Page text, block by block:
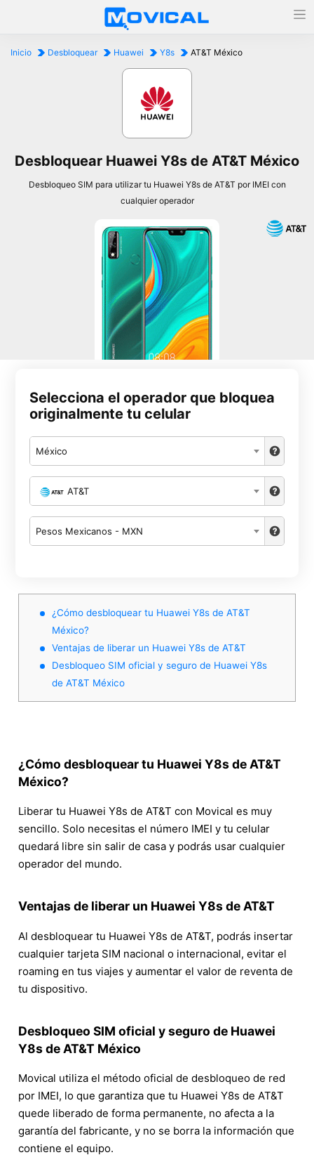
Inicio Desbloquear Huawei Y8s AT&T México
Desbloquear Huawei Y8s de AT&T México
Desbloqueo SIM para utilizar tu Huawei Y8s de AT&T por IMEI con
cualquier operador
Selecciona el operador que bloquea
originalmente tu celular
México
AT&T
Pesos Mexicanos - MXN
¿Cómo desbloquear tu Huawei Y8s de AT&T
México?
Ventajas de liberar un Huawei Y8s de AT&T
Desbloqueo SIM oficial y seguro de Huawei Y8s
de AT&T México
¿Cómo desbloquear tu Huawei Y8s de AT&T
México?
Liberar tu Huawei Y8s de AT&T con Movical es muy
sencillo. Solo necesitas el número IMEI y tu celular
quedará libre sin salir de casa y podrás usar cualquier
operador del mundo.
Ventajas de liberar un Huawei Y8s de AT&T
Al desbloquear tu Huawei Y8s de AT&T, podrás insertar
cualquier tarjeta SIM nacional o internacional, evitar el
roaming en tus viajes y aumentar el valor de reventa de
tu dispositivo.
Desbloqueo SIM oficial y seguro de Huawei
Y8s de AT&T México
Movical utiliza el método oficial de desbloqueo de red
por IMEI, lo que garantiza que tu Huawei Y8s de AT&T
quede liberado de forma permanente, no afecta a la
garantía del fabricante, y no se borra la información que
contiene el equipo.